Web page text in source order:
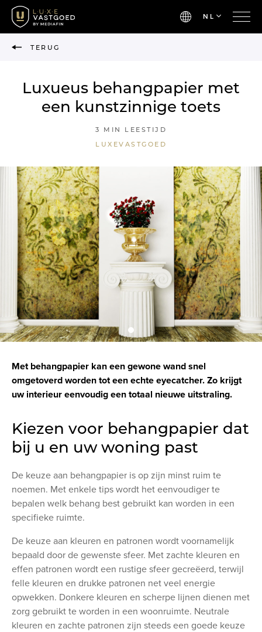
NL
TERUG
Luxueus behangpapier met
een kunstzinnige toets
3 MIN LEESTIJD
LUXEVASTGOED
Met behangpapier kan een gewone wand snel
omgetoverd worden tot een echte eyecatcher. Zo krijgt
uw interieur eenvoudig een totaal nieuwe uitstraling.
Kiezen voor behangpapier dat
bij u en uw woning past
De keuze aan behangpapier is op zijn minst ruim te
noemen. Met enkele tips wordt het eenvoudiger te
bepalen welk behang best gebruikt kan worden in een
specifieke ruimte.
De keuze aan kleuren en patronen wordt voornamelijk
bepaald door de gewenste sfeer. Met zachte kleuren en
effen patronen wordt een rustige sfeer gecreëerd, terwijl
felle kleuren en drukke patronen net veel energie
opwekken. Donkere kleuren en scherpe lijnen dienen met
zorg gebruikt te worden in een woonruimte. Neutrale
kleuren en zachte patronen zijn steeds een goede keuze